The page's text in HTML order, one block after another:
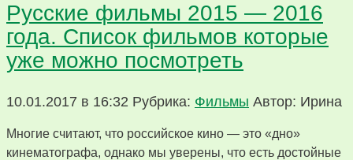
Русские фильмы 2015 — 2016
года. Список фильмов которые
уже можно посмотреть
10.01.2017 в 16:32 Рубрика: Фильмы Автор: Ирина
Многие считают, что российское кино — это «дно»
кинематографа, однако мы уверены, что есть достойные